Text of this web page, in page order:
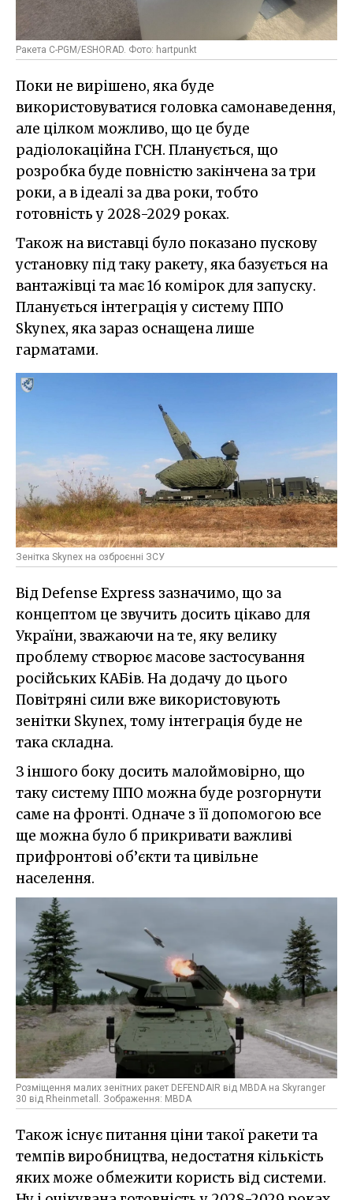
Ракета C-PGM/ESHORAD. Фото: hartpunkt
Поки не вирішено, яка буде
використовуватися головка самонаведення,
але цілком можливо, що це буде
радіолокаційна ГСН. Планується, що
розробка буде повністю закінчена за три
роки, а в ідеалі за два роки, тобто
готовність у 2028-2029 роках.
Також на виставці було показано пускову
установку під таку ракету, яка базується на
вантажівці та має 16 комірок для запуску.
Планується інтеграція у систему ППО
Skynex, яка зараз оснащена лише
гарматами.
Зенітка Skynex на озброєнні ЗСУ
Від Defense Express зазначимо, що за
концептом це звучить досить цікаво для
України, зважаючи на те, яку велику
проблему створює масове застосування
російських КАБів. На додачу до цього
Повітряні сили вже використовують
зенітки Skynex, тому інтеграція буде не
така складна.
З іншого боку досить малоймовірно, що
таку систему ППО можна буде розгорнути
саме на фронті. Одначе з її допомогою все
ще можна було б прикривати важливі
прифронтові об’єкти та цивільне
населення.
Розміщення малих зенітних ракет DEFENDAIR від MBDA на Skyranger
30 від Rheinmetall. Зображення: MBDA
Також існує питання ціни такої ракети та
темпів виробництва, недостатня кількість
яких може обмежити користь від системи.